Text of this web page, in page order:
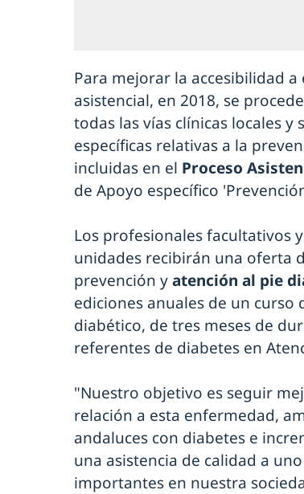
Para mejorar la accesibilidad
asistencial, en 2018, se
todas las vías clínicas locales
específicas relativas a la
incluidas en el Proceso
de Apoyo específico
Los profesionales facultativos
unidades recibirán una oferta
prevención yatención al pie
ediciones anuales de un
diabético, de tres meses de
referentes de diabetes en
"Nuestro objetivo es seguir
relación a esta enfermedad,
andaluces con diabetes e
una asistencia de calidad a
importantes en nuestra